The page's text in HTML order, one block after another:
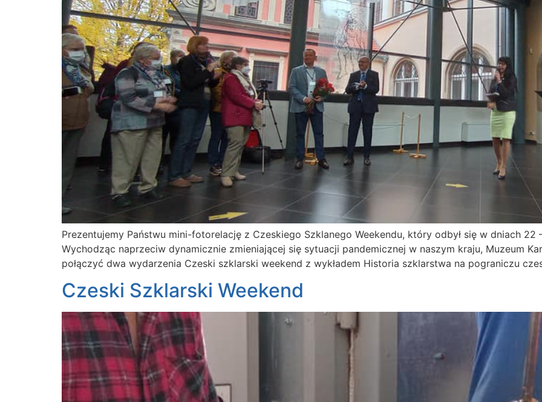
Prezentujemy Państwu mini-fotorelację z Czeskiego Szklanego Weekendu, który odbył się w dniach 22
Wychodząc naprzeciw dynamicznie zmieniającej się sytuacji pandemicznej w naszym kraju, Muzeum
połączyć dwa wydarzenia Czeski szklarski weekend z wykładem Historia szklarstwa na pograniczu
Czeski Szklarski Weekend